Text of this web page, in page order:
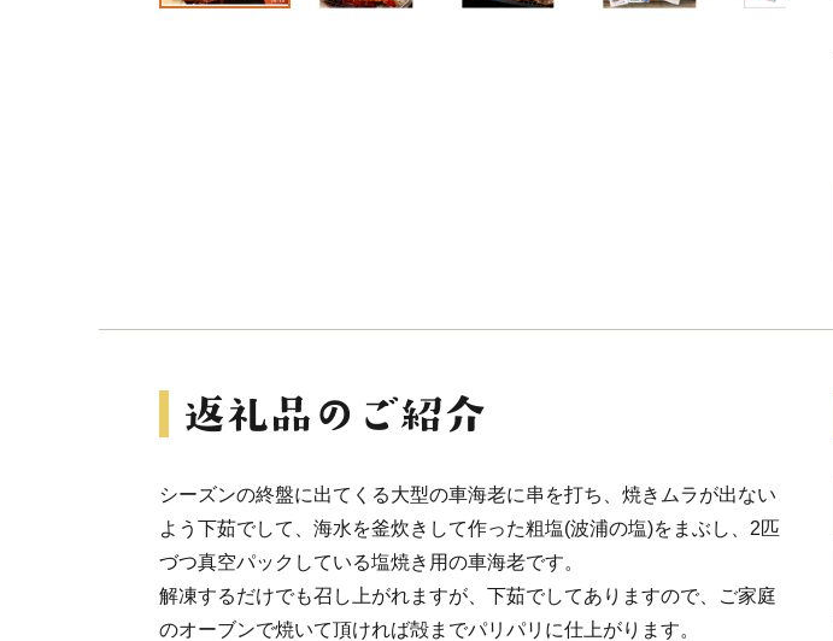
シーズンの終盤に出てくる大型の車海老に串を打ち、焼きムラが出ない
よう下茹でして、海水を釜炊きして作った粗塩(波浦の塩)をまぶし、2匹
づつ真空パックしている塩焼き用の車海老です。
解凍するだけでも召し上がれますが、下茹でしてありますので、ご家庭
のオーブンで焼いて頂ければ殻までパリパリに仕上がります。